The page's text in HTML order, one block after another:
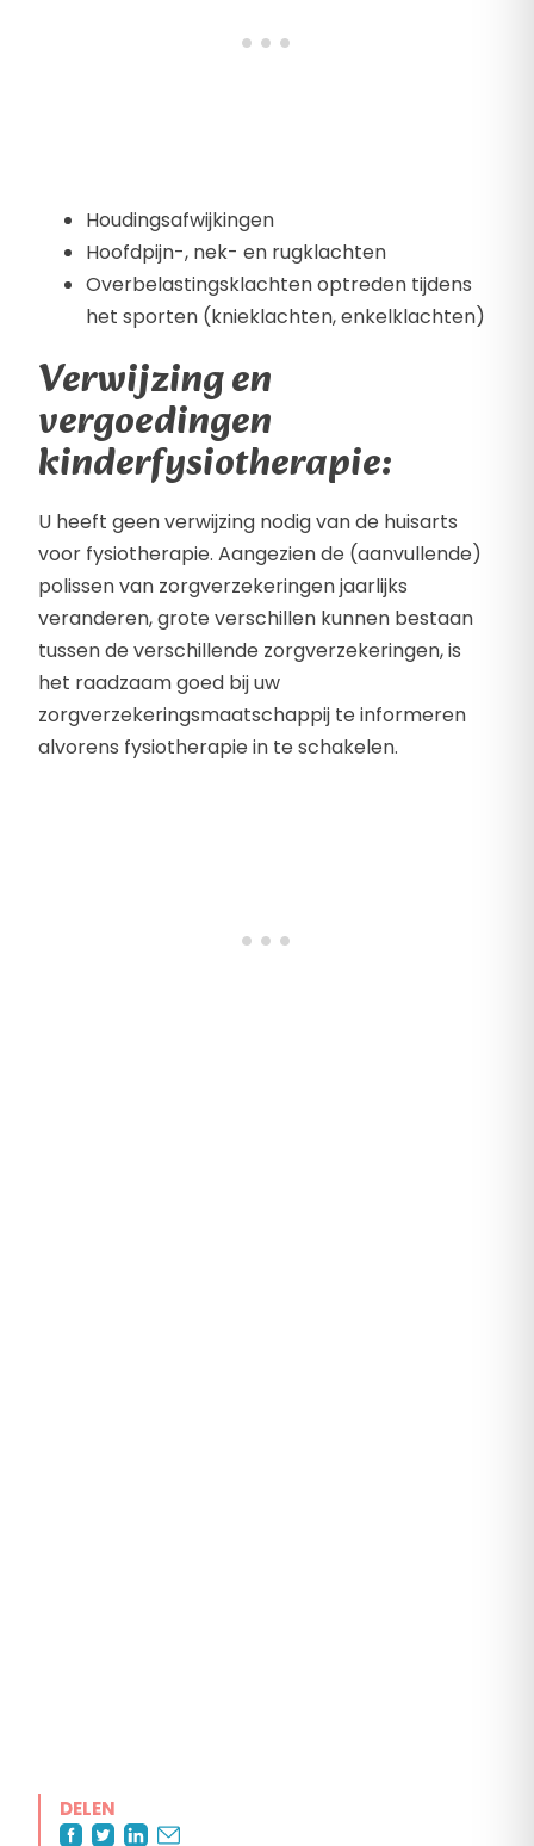
Houdingsafwijkingen
Hoofdpijn-, nek- en rugklachten
Overbelastingsklachten optreden tijdens
het sporten (knieklachten, enkelklachten)
Verwijzing en
vergoedingen
kinderfysiotherapie:
U heeft geen verwijzing nodig van de huisarts
voor fysiotherapie. Aangezien de (aanvullende)
polissen van zorgverzekeringen jaarlijks
veranderen, grote verschillen kunnen bestaan
tussen de verschillende zorgverzekeringen, is
het raadzaam goed bij uw
zorgverzekeringsmaatschappij te informeren
alvorens fysiotherapie in te schakelen.
DELEN